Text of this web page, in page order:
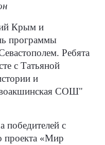
Крым и
программы
Ребята
с Татьяной
и
СОШ"
победителей с
проекта «Мир